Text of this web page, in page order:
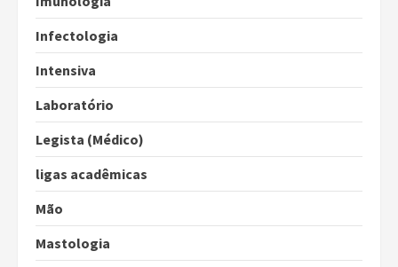
Infectologia
Intensiva
Laboratório
Legista (Médico)
ligas acadêmicas
Mão
Mastologia